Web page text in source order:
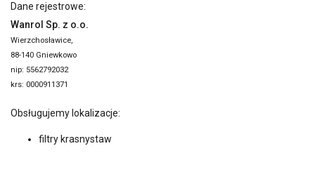
Dane rejestrowe:
Wanrol Sp. z o.o.
Wierzchosławice,
88-140 Gniewkowo
nip: 5562792032
krs: 0000911371
Obsługujemy lokalizacje:
filtry krasnystaw